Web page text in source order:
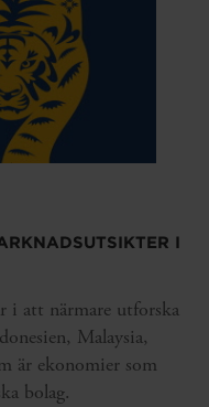
I
i att närmare utforska
Malaysia,
är ekonomier som
bolag.